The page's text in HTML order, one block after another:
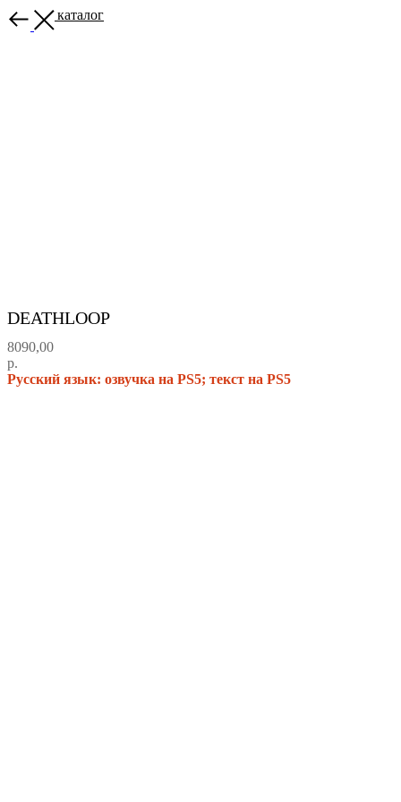
Назад в каталог
DEATHLOOP
8090,00
р.
Русский язык: озвучка на PS5; текст на PS5